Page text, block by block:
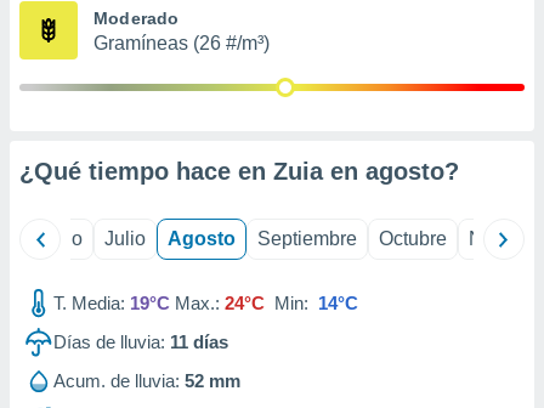
publicidad
publicidad
1199
Moderado
Gramíneas (26 #/m³)
¿Qué tiempo hace en Zuia en agosto?
Junio Julio Agosto Septiembre Octubre
T. Media: 19°C Max.: 24°C Min: 14°C
Días de lluvia: 11 días
Acum. de lluvia: 52 mm